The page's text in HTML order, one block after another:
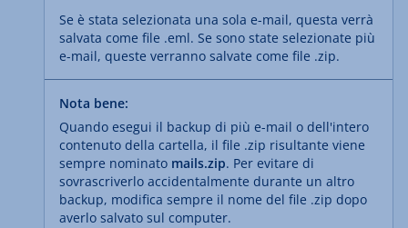
Se è stata selezionata una sola e-mail, questa verrà
salvata come file .eml. Se sono state selezionate più
e-mail, queste verranno salvate come file .zip.
Nota bene:
Quando esegui il backup di più e-mail o dell'intero
contenuto della cartella, il file .zip risultante viene
sempre nominato mails.zip. Per evitare di
sovrascriverlo accidentalmente durante un altro
backup, modifica sempre il nome del file .zip dopo
averlo salvato sul computer.